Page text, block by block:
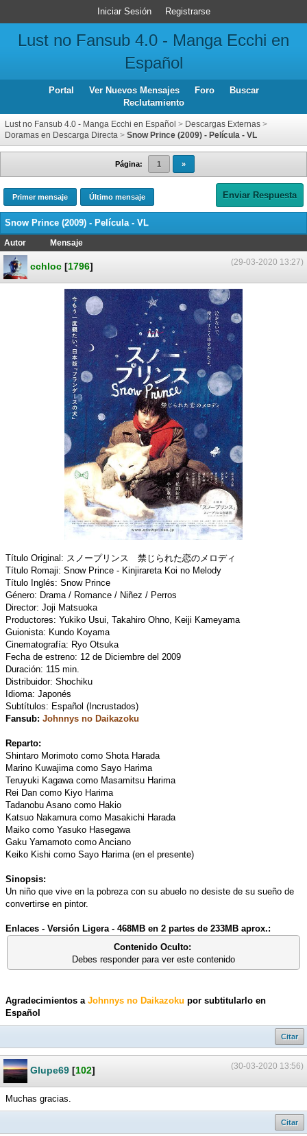
Iniciar Sesión Registrarse
Lust no Fansub 4.0 - Manga Ecchi en
Español
Portal Ver Nuevos Mensajes Foro
Buscar
Reclutamiento
Lust no Fansub 4.0 - Manga Ecchi en Español > Descargas Externas >
Doramas en Descarga Directa > Snow Prince (2009) - Película - VL
Página: 1 »
Primer mensaje Último mensaje Enviar Respuesta
Snow Prince (2009) - Película - VL
Autor
Mensaje
(29-03-2020 13:27)
cchloc [1796]
Título Original: スノープリンス 禁じられた恋のメロディ
Título Romaji: Snow Prince - Kinjirareta Koi no Melody
Título Inglés: Snow Prince
Género: Drama / Romance / Niñez / Perros
Director: Joji Matsuoka
Productores: Yukiko Usui, Takahiro Ohno, Keiji Kameyama
Guionista: Kundo Koyama
Cinematografía: Ryo Otsuka
Fecha de estreno: 12 de Diciembre del 2009
Duración: 115 min.
Distribuidor: Shochiku
Idioma: Japonés
Subtítulos: Español (Incrustados)
Fansub: Johnnys no Daikazoku
Reparto:
Shintaro Morimoto como Shota Harada
Marino Kuwajima como Sayo Harima
Teruyuki Kagawa como Masamitsu Harima
Rei Dan como Kiyo Harima
Tadanobu Asano como Hakio
Katsuo Nakamura como Masakichi Harada
Maiko como Yasuko Hasegawa
Gaku Yamamoto como Anciano
Keiko Kishi como Sayo Harima (en el presente)
Sinopsis:
Un niño que vive en la pobreza con su abuelo no desiste de su sueño de
convertirse en pintor.
Enlaces - Versión Ligera - 468MB en 2 partes de 233MB aprox.:
Contenido Oculto:
Debes responder para ver este contenido
Agradecimientos a Johnnys no Daikazoku por subtitularlo en
Español
Citar
(30-03-2020 13:56)
Glupe69 [102]
Muchas gracias.
Citar